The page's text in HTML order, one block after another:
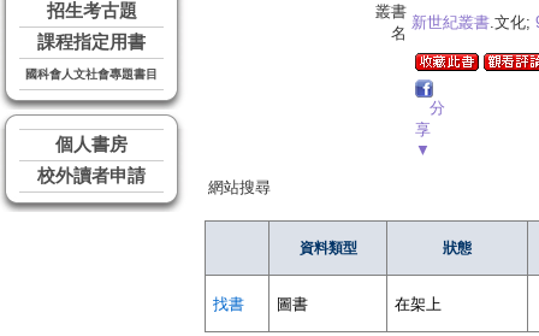
招生考古題
課程指定用書
國科會人文社會專題書目
個人書房
校外讀者申請
叢書
名
新世紀叢書.文化;
分
享
▼
網站搜尋
資料類型 狀態
找書 圖書 在架上